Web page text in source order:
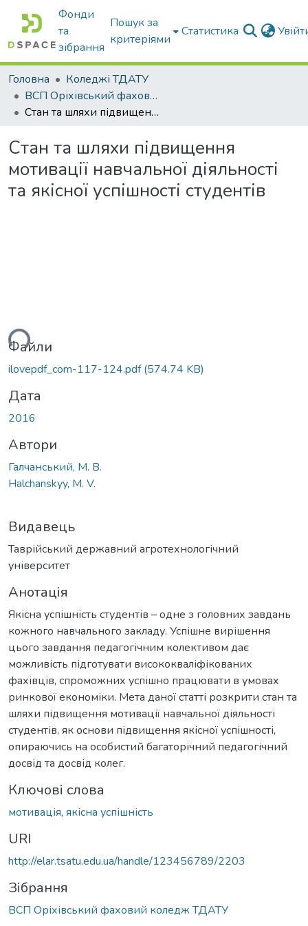
Фонди
та
зібрання
Пошук за
критеріями
Статистика
Головна
Коледжі ТДАТУ
ВСП Оріхівський фаховий коледж ТДАТУ
Стан та шляхи підвищення мотивації навчальної діяльності та якісної успішності студентів
Стан та шляхи підвищення
мотивації навчальної діяльності
та якісної успішності студентів
Файли
ilovepdf_com-117-124.pdf(574.74 KB)
Дата
2016
Автори
Галчанський, М. В.
Halchanskyy, M. V.
Видавець
Таврійський державний агротехнологічний
університет
Анотація
Якісна успішність студентів – одне з головних завдань
кожного навчального закладу. Успішне вирішення
цього завдання педагогічним колективом дає
можливість підготувати висококваліфікованих
фахівців, спроможних успішно працювати в умовах
ринкової економіки. Мета даної статті розкрити стан та
шляхи підвищення мотивації навчальної діяльності
студентів, як основи підвищення якісної успішності,
опираючись на особистий багаторічний педагогічний
досвід та досвід колег.
Ключові слова
мотивація, якісна успішність
URI
http://elar.tsatu.edu.ua/handle/123456789/2203
Зібрання
ВСП Оріхівський фаховий коледж ТДАТУ